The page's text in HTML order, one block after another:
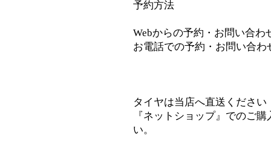
予約方法
Webからの予約・お問い合
お電話での予約・お問い合
タイヤは当店へ直送ください
『ネットショップ』でのご
い。